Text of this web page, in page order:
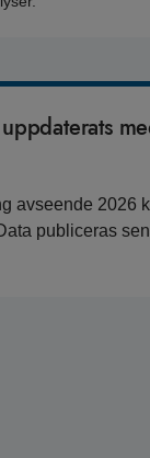
avseende 2026
publiceras